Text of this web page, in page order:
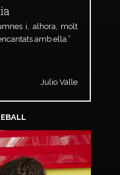
i, alhora, molt
amb ella.”
Julio Valle